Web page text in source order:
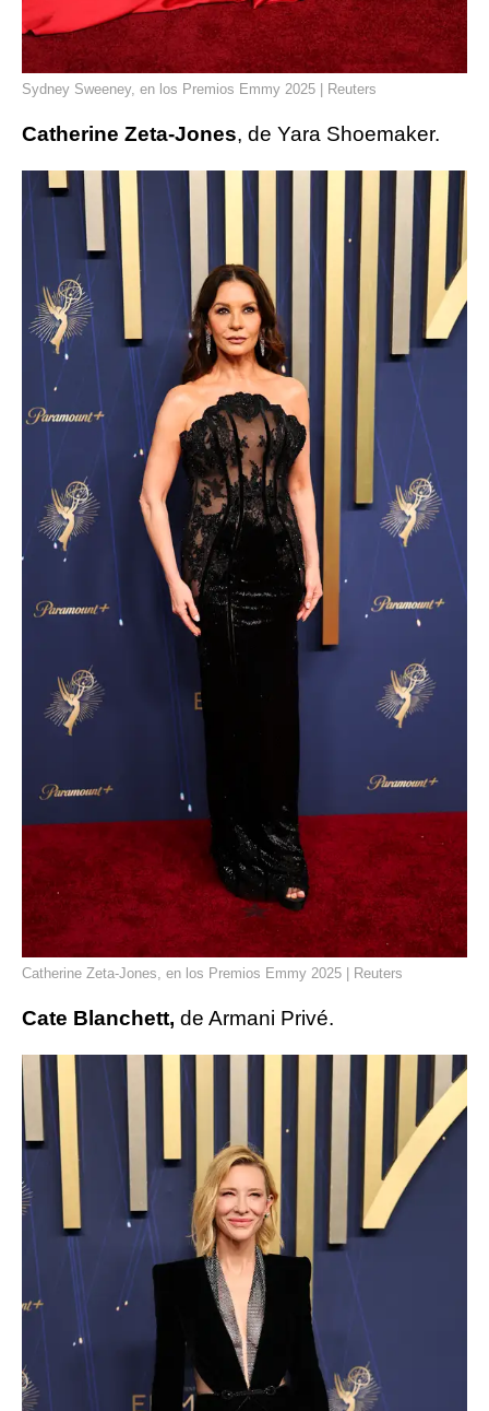
Sydney Sweeney, en los Premios Emmy 2025 | Reuters
Catherine Zeta-Jones, de Yara Shoemaker.
Catherine Zeta-Jones, en los Premios Emmy 2025 | Reuters
Cate Blanchett, de Armani Privé.